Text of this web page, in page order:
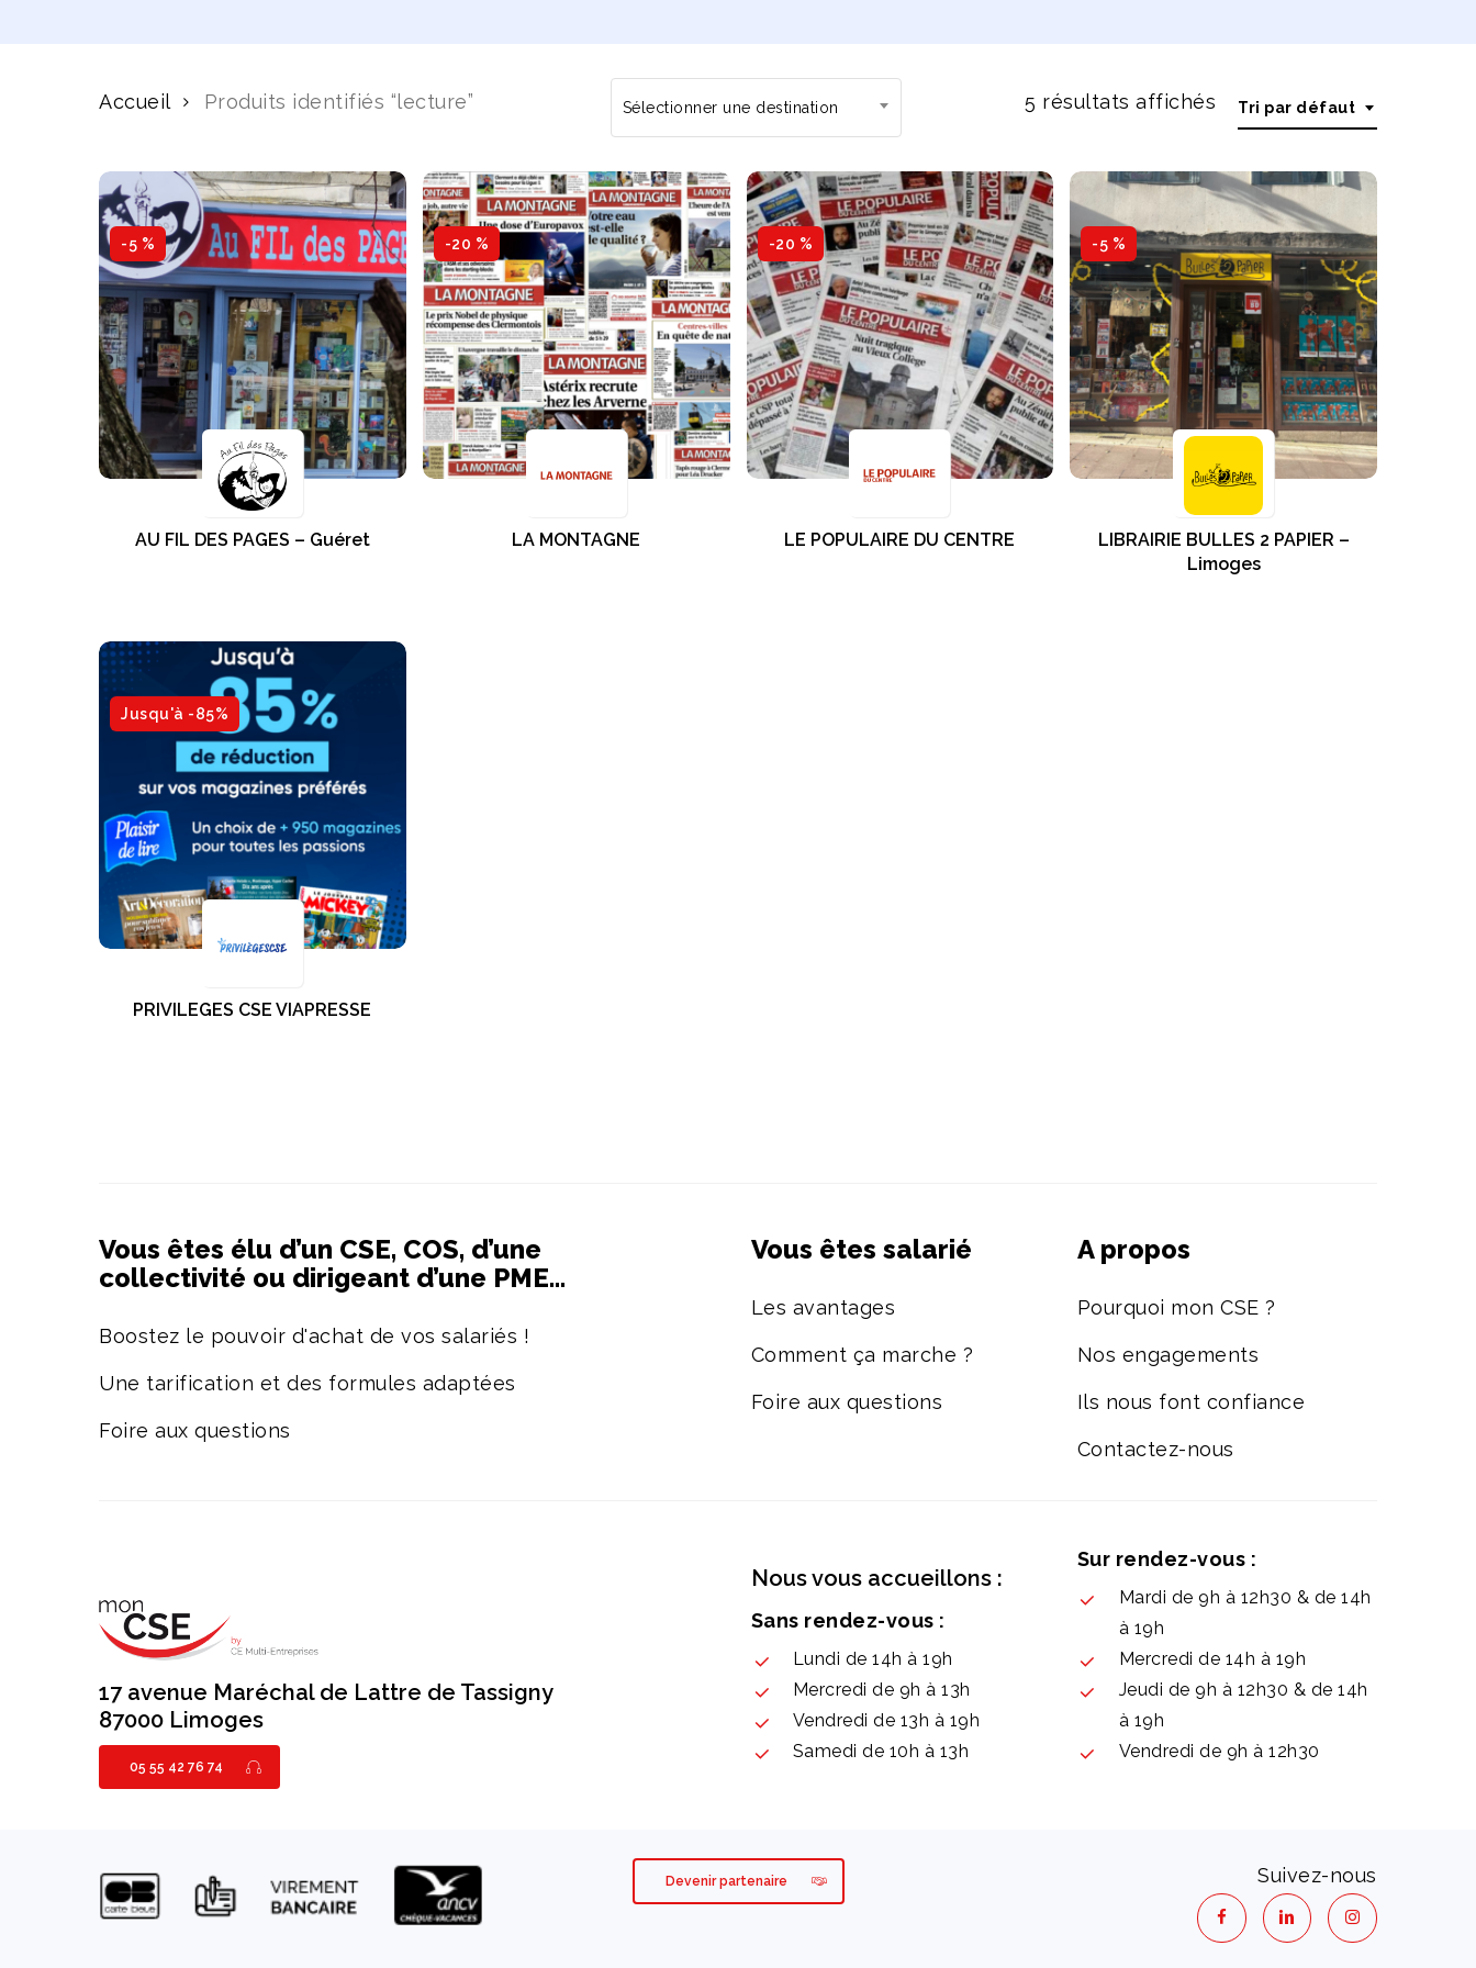
Tri par défaut
5 résultats affichés
Accueil Produits identifiés “lecture” Sélectionner une destination
-5 %
AU FIL DES PAGES – Guéret
-20 %
LA MONTAGNE
-20 %
LE POPULAIRE DU CENTRE
-5 %
LIBRAIRIE BULLES 2 PAPIER –
Limoges
Jusqu'à -85%
PRIVILEGES CSE VIAPRESSE
Vous êtes élu d’un CSE, COS, d’une
collectivité ou dirigeant d’une PME…
Boostez le pouvoir d'achat de vos salariés !
Une tarification et des formules adaptées
Foire aux questions
Vous êtes salarié
Les avantages
Comment ça marche ?
Foire aux questions
A propos
Pourquoi mon CSE ?
Nos engagements
Ils nous font confiance
Contactez-nous
17 avenue Maréchal de Lattre de Tassigny
87000 Limoges
05 55 42 76 74
Nous vous accueillons :
Sans rendez-vous :
Lundi de 14h à 19h
Mercredi de 9h à 13h
Vendredi de 13h à 19h
Samedi de 10h à 13h
Sur rendez-vous :
Mardi de 9h à 12h30 & de 14h
à 19h
Mercredi de 14h à 19h
Jeudi de 9h à 12h30 & de 14h
à 19h
Vendredi de 9h à 12h30
Devenir partenaire Suivez-nous